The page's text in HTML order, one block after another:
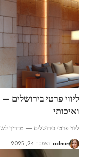
ליווי פרטי בירושלים
ואיכותי
ליווי פרטי בירושלים — מדריך
admin דצמבר 24, 2025